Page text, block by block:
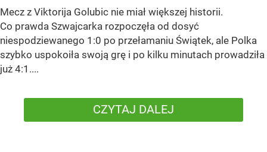
Mecz z Viktorija Golubic nie miał większej historii.
Co prawda Szwajcarka rozpoczęła od dosyć
niespodziewanego 1:0 po przełamaniu Świątek, ale Polka
szybko uspokoiła swoją grę i po kilku minutach prowadziła
już 4:1....
CZYTAJ DALEJ